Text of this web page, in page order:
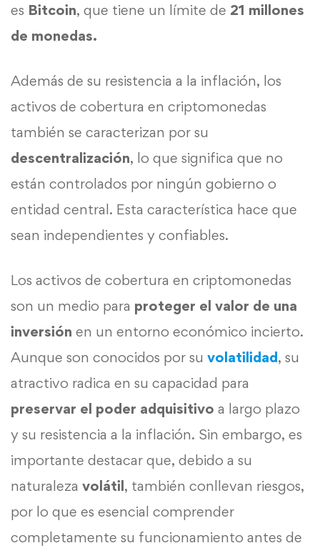
es Bitcoin, que tiene un límite de 21 millones
de monedas.
Además de su resistencia a la inflación, los
activos de cobertura en criptomonedas
también se caracterizan por su
descentralización, lo que significa que no
están controlados por ningún gobierno o
entidad central. Esta característica hace que
sean independientes y confiables.
Los activos de cobertura en criptomonedas
son un medio para proteger el valor de una
inversión en un entorno económico incierto.
Aunque son conocidos por su volatilidad, su
atractivo radica en su capacidad para
preservar el poder adquisitivo a largo plazo
y su resistencia a la inflación. Sin embargo, es
importante destacar que, debido a su
naturaleza volátil, también conllevan riesgos,
por lo que es esencial comprender
completamente su funcionamiento antes de